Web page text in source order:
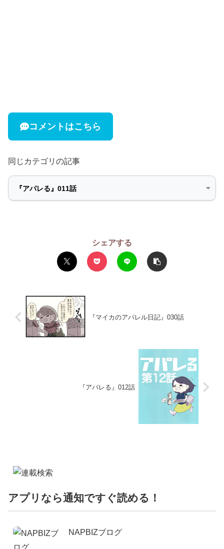
コメントはこちら
同じカテゴリの記事
シェアする
『マイカのアパレル日記』030話
『アパレる』012話
アプリなら通知ですぐ読める！
NAPBIZブログ